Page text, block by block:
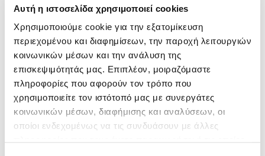
Αυτή η ιστοσελίδα χρησιμοποιεί cookies
Χρησιμοποιούμε cookie για την εξατομίκευση
περιεχομένου και διαφημίσεων, την παροχή λειτουργιών
κοινωνικών μέσων και την ανάλυση της
επισκεψιμότητάς μας. Επιπλέον, μοιραζόμαστε
πληροφορίες που αφορούν τον τρόπο που
χρησιμοποιείτε τον ιστότοπό μας με συνεργάτες
κοινωνικών μέσων, διαφήμισης και αναλύσεων, οι
οποίοι ενδεχομένως να τις συνδυάσουν με άλλες